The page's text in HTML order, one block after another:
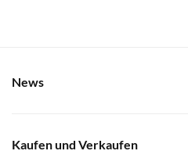
News
Kaufen und Verkaufen